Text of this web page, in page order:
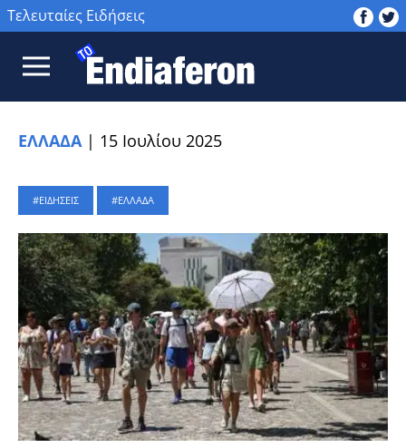
Τελευταίες Ειδήσεις
ΕΛΛΑΔΑ | 15 Ιουλίου 2025
ΕΙΔΗΣΕΙΣ ΕΛΛΑΔΑ